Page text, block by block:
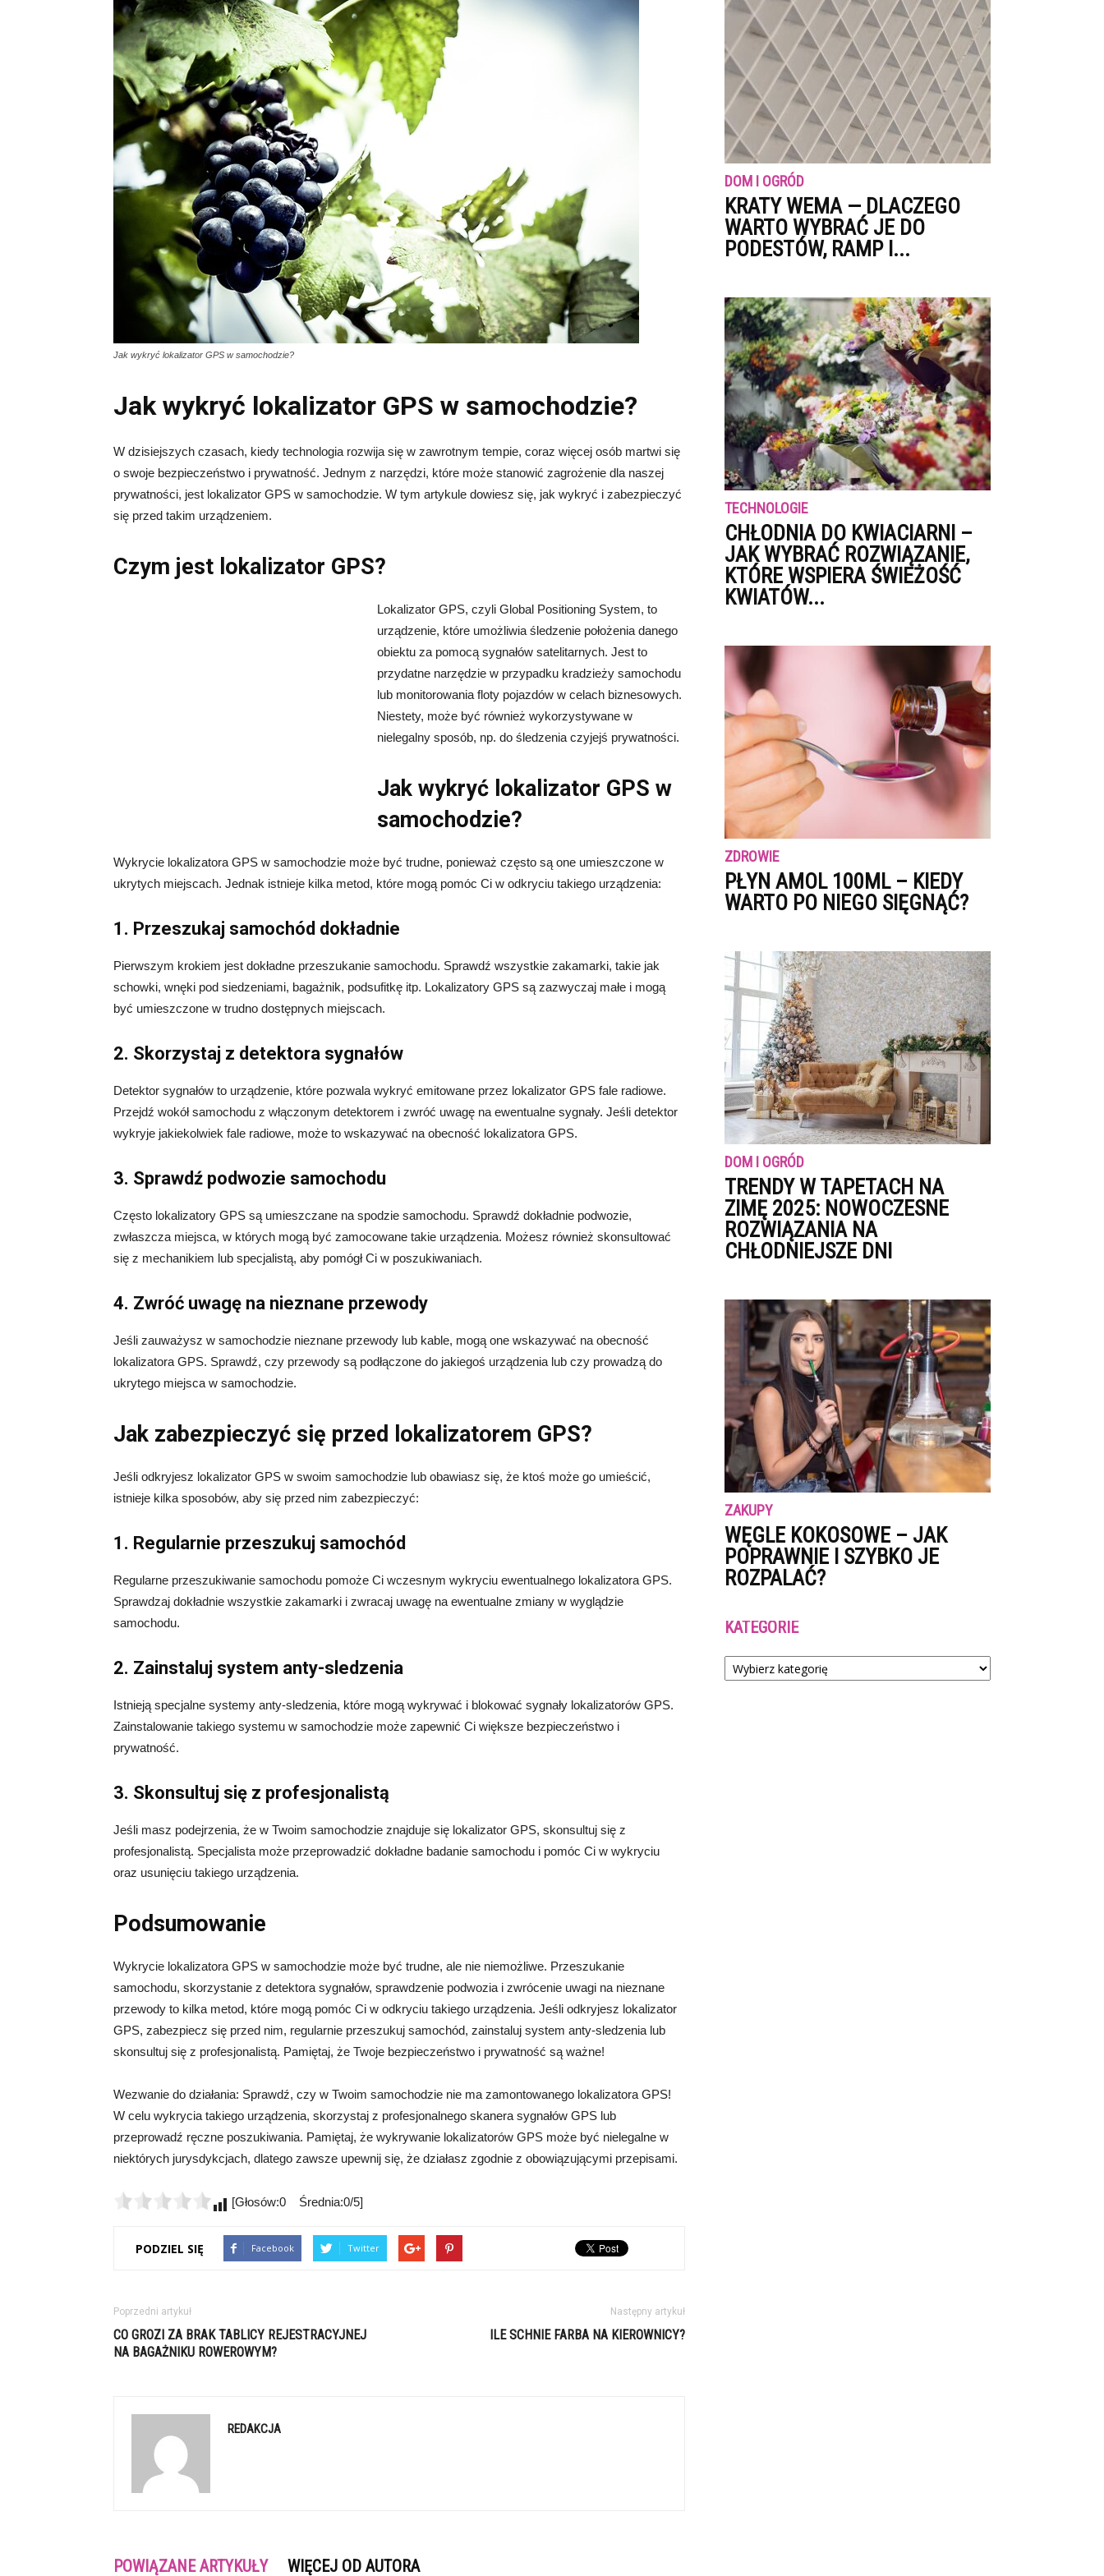
Jak wykryć lokalizator GPS w samochodzie?
Jak wykryć lokalizator GPS w samochodzie?
W dzisiejszych czasach, kiedy technologia rozwija się w zawrotnym tempie, coraz więcej osób martwi się
o swoje bezpieczeństwo i prywatność. Jednym z narzędzi, które może stanowić zagrożenie dla naszej
prywatności, jest lokalizator GPS w samochodzie. W tym artykule dowiesz się, jak wykryć i zabezpieczyć
się przed takim urządzeniem.
Czym jest lokalizator GPS?
Lokalizator GPS, czyli Global Positioning System, to
urządzenie, które umożliwia śledzenie położenia danego
obiektu za pomocą sygnałów satelitarnych. Jest to
przydatne narzędzie w przypadku kradzieży samochodu
lub monitorowania floty pojazdów w celach biznesowych.
Niestety, może być również wykorzystywane w
nielegalny sposób, np. do śledzenia czyjejś prywatności.
Jak wykryć lokalizator GPS w
samochodzie?
Wykrycie lokalizatora GPS w samochodzie może być trudne, ponieważ często są one umieszczone w
ukrytych miejscach. Jednak istnieje kilka metod, które mogą pomóc Ci w odkryciu takiego urządzenia:
1. Przeszukaj samochód dokładnie
Pierwszym krokiem jest dokładne przeszukanie samochodu. Sprawdź wszystkie zakamarki, takie jak
schowki, wnęki pod siedzeniami, bagażnik, podsufitkę itp. Lokalizatory GPS są zazwyczaj małe i mogą
być umieszczone w trudno dostępnych miejscach.
2. Skorzystaj z detektora sygnałów
Detektor sygnałów to urządzenie, które pozwala wykryć emitowane przez lokalizator GPS fale radiowe.
Przejdź wokół samochodu z włączonym detektorem i zwróć uwagę na ewentualne sygnały. Jeśli detektor
wykryje jakiekolwiek fale radiowe, może to wskazywać na obecność lokalizatora GPS.
3. Sprawdź podwozie samochodu
Często lokalizatory GPS są umieszczane na spodzie samochodu. Sprawdź dokładnie podwozie,
zwłaszcza miejsca, w których mogą być zamocowane takie urządzenia. Możesz również skonsultować
się z mechanikiem lub specjalistą, aby pomógł Ci w poszukiwaniach.
4. Zwróć uwagę na nieznane przewody
Jeśli zauważysz w samochodzie nieznane przewody lub kable, mogą one wskazywać na obecność
lokalizatora GPS. Sprawdź, czy przewody są podłączone do jakiegoś urządzenia lub czy prowadzą do
ukrytego miejsca w samochodzie.
Jak zabezpieczyć się przed lokalizatorem GPS?
Jeśli odkryjesz lokalizator GPS w swoim samochodzie lub obawiasz się, że ktoś może go umieścić,
istnieje kilka sposobów, aby się przed nim zabezpieczyć:
1. Regularnie przeszukuj samochód
Regularne przeszukiwanie samochodu pomoże Ci wczesnym wykryciu ewentualnego lokalizatora GPS.
Sprawdzaj dokładnie wszystkie zakamarki i zwracaj uwagę na ewentualne zmiany w wyglądzie
samochodu.
2. Zainstaluj system anty-sledzenia
Istnieją specjalne systemy anty-sledzenia, które mogą wykrywać i blokować sygnały lokalizatorów GPS.
Zainstalowanie takiego systemu w samochodzie może zapewnić Ci większe bezpieczeństwo i
prywatność.
3. Skonsultuj się z profesjonalistą
Jeśli masz podejrzenia, że w Twoim samochodzie znajduje się lokalizator GPS, skonsultuj się z
profesjonalistą. Specjalista może przeprowadzić dokładne badanie samochodu i pomóc Ci w wykryciu
oraz usunięciu takiego urządzenia.
Podsumowanie
Wykrycie lokalizatora GPS w samochodzie może być trudne, ale nie niemożliwe. Przeszukanie
samochodu, skorzystanie z detektora sygnałów, sprawdzenie podwozia i zwrócenie uwagi na nieznane
przewody to kilka metod, które mogą pomóc Ci w odkryciu takiego urządzenia. Jeśli odkryjesz lokalizator
GPS, zabezpiecz się przed nim, regularnie przeszukuj samochód, zainstaluj system anty-sledzenia lub
skonsultuj się z profesjonalistą. Pamiętaj, że Twoje bezpieczeństwo i prywatność są ważne!
Wezwanie do działania: Sprawdź, czy w Twoim samochodzie nie ma zamontowanego lokalizatora GPS!
W celu wykrycia takiego urządzenia, skorzystaj z profesjonalnego skanera sygnałów GPS lub
przeprowadź ręczne poszukiwania. Pamiętaj, że wykrywanie lokalizatorów GPS może być nielegalne w
niektórych jurysdykcjach, dlatego zawsze upewnij się, że działasz zgodnie z obowiązującymi przepisami.
[Głosów:0 Średnia:0/5]
PODZIEL SIĘ Facebook Twitter
Poprzedni artykuł
CO GROZI ZA BRAK TABLICY REJESTRACYJNEJ
NA BAGAŻNIKU ROWEROWYM?
Następny artykuł
ILE SCHNIE FARBA NA KIEROWNICY?
REDAKCJA
POWIĄZANE ARTYKUŁY WIĘCEJ OD AUTORA
DOM I OGRÓD
KRATY WEMA — DLACZEGO
WARTO WYBRAĆ JE DO
PODESTÓW, RAMP I...
TECHNOLOGIE
CHŁODNIA DO KWIACIARNI –
JAK WYBRAĆ ROZWIĄZANIE,
KTÓRE WSPIERA ŚWIEŻOŚĆ
KWIATÓW...
ZDROWIE
PŁYN AMOL 100ML – KIEDY
WARTO PO NIEGO SIĘGNĄĆ?
DOM I OGRÓD
TRENDY W TAPETACH NA
ZIMĘ 2025: NOWOCZESNE
ROZWIĄZANIA NA
CHŁODNIEJSZE DNI
ZAKUPY
WĘGLE KOKOSOWE – JAK
POPRAWNIE I SZYBKO JE
ROZPALAĆ?
KATEGORIE
Kategorie